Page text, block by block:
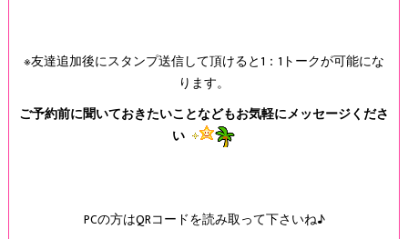
※友達追加後にスタンプ送信して頂けると1：1トークが可能にな
ります。
ご予約前に聞いておきたいことなどもお気軽にメッセージくださ
い
PCの方はQRコードを読み取って下さいね♪